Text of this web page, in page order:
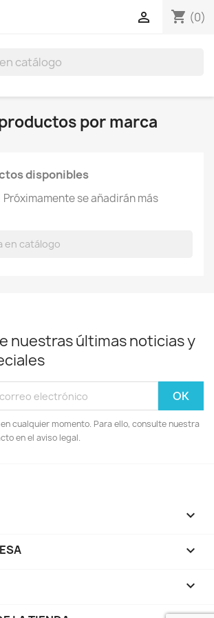
shopping_cart (0)

por marca
disponibles
Próximamente se añadirán más
nuestras últimas noticias y
cualquier momento. Para ello, consulte nuestra
en el aviso legal.


